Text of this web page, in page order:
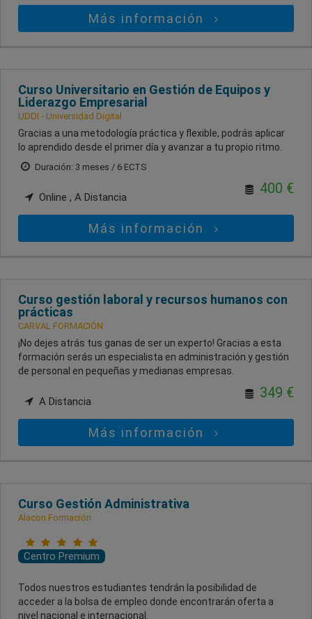
Más información
Curso Universitario en Gestión de Equipos y
Liderazgo Empresarial
UDDI - Universidad Digital
Gracias a una metodología práctica y flexible, podrás aplicar
lo aprendido desde el primer día y avanzar a tu propio ritmo.
Duración: 3 meses / 6 ECTS
Online , A Distancia
400 €
Más información
Curso gestión laboral y recursos humanos con
prácticas
CARVAL FORMACIÓN
¡No dejes atrás tus ganas de ser un experto! Gracias a esta
formación serás un especialista en administración y gestión
de personal en pequeñas y medianas empresas.
A Distancia
349 €
Más información
Curso Gestión Administrativa
Alacon Formación
Centro Premium
Todos nuestros estudiantes tendrán la posibilidad de
acceder a la bolsa de empleo donde encontrarán oferta a
nivel nacional e internacional.